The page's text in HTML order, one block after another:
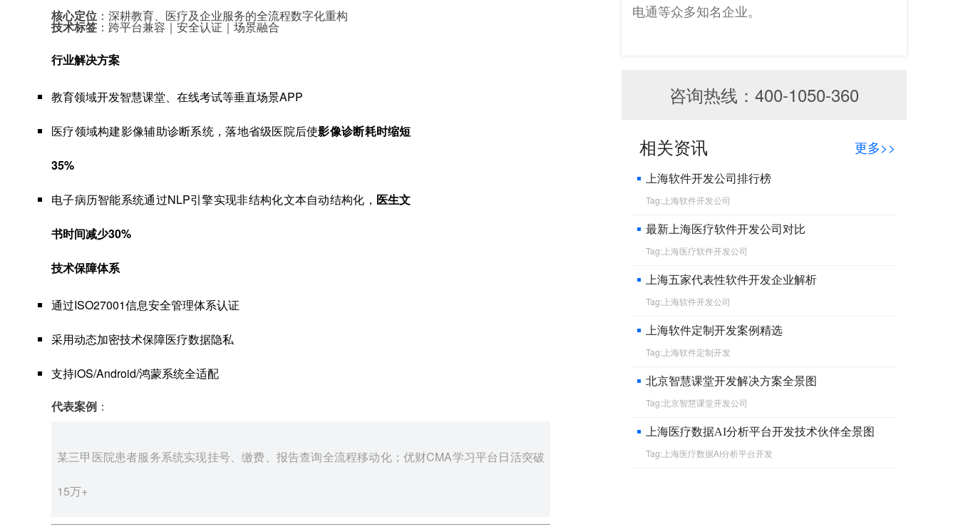
核心定位 ：深耕教育、医疗及企业服务的全流程数字化重构
技术标签 ：跨平台兼容｜安全认证｜场景融合
行业解决方案
教育领域开发智慧课堂、在线考试等垂直场景APP
医疗领域构建影像辅助诊断系统，落地省级医院后使影像诊断耗时缩短
35%
电子病历智能系统通过NLP引擎实现非结构化文本自动结构化， 医生文
书时间减少30%
技术保障体系
通过ISO27001信息安全管理体系认证
采用动态加密技术保障医疗数据隐私
支持iOS/Android/鸿蒙系统全适配
代表案例 ：
某三甲医院患者服务系统实现挂号、缴费、报告查询全流程移动化；优财CMA学习平台日活突破
15万+
电通等众多知名企业。
咨询热线：400-1050-360
相关资讯 更多>>
上海软件开发公司排行榜
Tag:上海软件开发公司
最新上海医疗软件开发公司对比
Tag:上海医疗软件开发公司
上海五家代表性软件开发企业解析
Tag:上海软件开发公司
上海软件定制开发案例精选
Tag:上海软件定制开发
北京智慧课堂开发解决方案全景图
Tag:北京智慧课堂开发公司
上海医疗数据AI分析平台开发技术伙伴全景图
Tag:上海医疗数据AI分析平台开发